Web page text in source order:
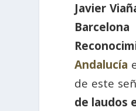
Javier
Barcelona
Andalucía
de este
de laudos